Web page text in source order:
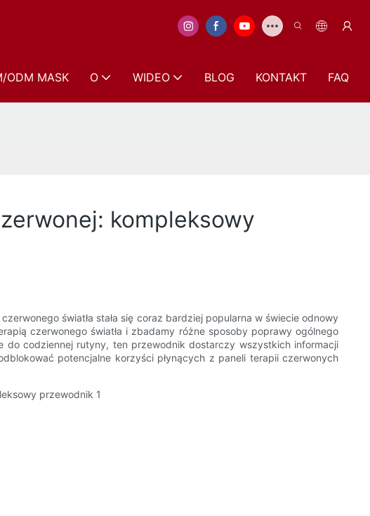
ODM MASK O WIDEO BLOG KONTAKT FAQ
kompleksowy
światła stała się coraz bardziej popularna w świecie odnowy
czerwonego światła i zbadamy różne sposoby poprawy ogólnego
do codziennej rutyny, ten przewodnik dostarczy wszystkich informacji
potencjalne korzyści płynących z paneli terapii czerwonych